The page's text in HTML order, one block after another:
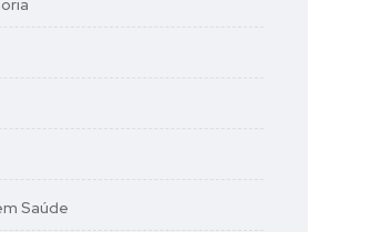
Saúde